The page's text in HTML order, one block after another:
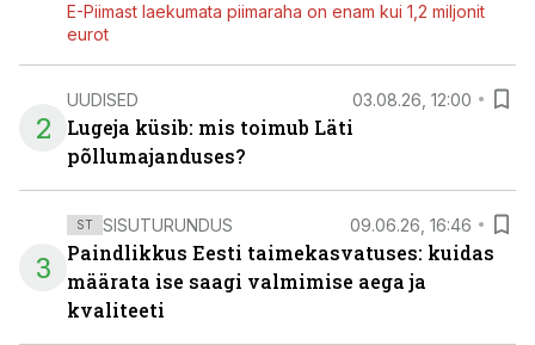
E-Piimast laekumata piimaraha on enam kui 1,2 miljonit
eurot
2
UUDISED 03.08.26, 12:00
Lugeja küsib: mis toimub Läti
põllumajanduses?
3
ST SISUTURUNDUS 09.06.26, 16:46
Paindlikkus Eesti taimekasvatuses: kuidas
määrata ise saagi valmimise aega ja
kvaliteeti